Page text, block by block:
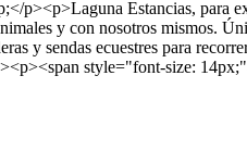
p><p>Laguna Estancias, para
y con nosotros mismos.
y sendas ecuestres para
style="font-size: